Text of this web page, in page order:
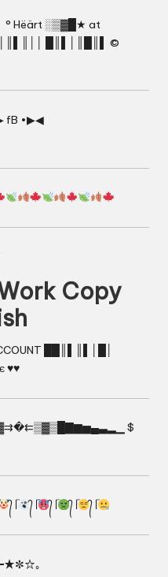
Hëärt ░▒▓█★ at
█║▌│║█║▌ ©
fB •▶◀
Copy
██║▌║▌│█│
♥♥
$
᭄ ᥬ ᭄ ᥬ ᭄ ᥬ ᭄ ᥬ ᭄ ᥬ
｡